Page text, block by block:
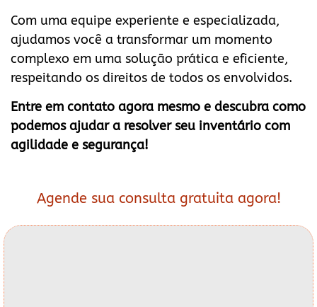
Com uma equipe experiente e especializada,
ajudamos você a transformar um momento
complexo em uma solução prática e eficiente,
respeitando os direitos de todos os envolvidos.
Entre em contato agora mesmo e descubra como
podemos ajudar a resolver seu inventário com
agilidade e segurança!
Agende sua consulta gratuita agora!